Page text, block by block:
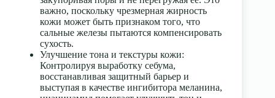
важно, поскольку чрезмерная жирность
кожи может быть признаком того, что
сальные железы пытаются компенсировать
сухость.
Улучшение тона и текстуры кожи:
Контролируя выработку себума,
восстанавливая защитный барьер и
выступая в качестве ингибитора меланина,